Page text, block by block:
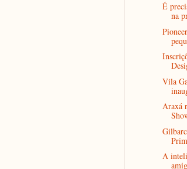
É
na
Vila
Araxá
A